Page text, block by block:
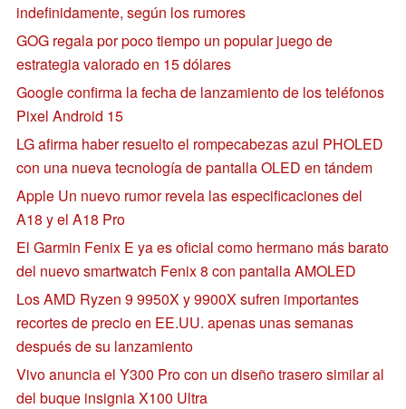
indefinidamente, según los rumores
GOG regala por poco tiempo un popular juego de
estrategia valorado en 15 dólares
Google confirma la fecha de lanzamiento de los teléfonos
Pixel Android 15
LG afirma haber resuelto el rompecabezas azul PHOLED
con una nueva tecnología de pantalla OLED en tándem
Apple Un nuevo rumor revela las especificaciones del
A18 y el A18 Pro
El Garmin Fenix E ya es oficial como hermano más barato
del nuevo smartwatch Fenix 8 con pantalla AMOLED
Los AMD Ryzen 9 9950X y 9900X sufren importantes
recortes de precio en EE.UU. apenas unas semanas
después de su lanzamiento
Vivo anuncia el Y300 Pro con un diseño trasero similar al
del buque insignia X100 Ultra